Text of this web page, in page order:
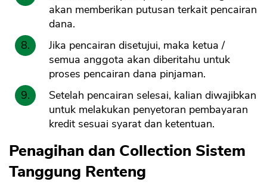
akan memberikan putusan terkait pencairan
dana.
Jika pencairan disetujui, maka ketua /
semua anggota akan diberitahu untuk
proses pencairan dana pinjaman.
Setelah pencairan selesai, kalian diwajibkan
untuk melakukan penyetoran pembayaran
kredit sesuai syarat dan ketentuan.
Penagihan dan Collection Sistem
Tanggung Renteng